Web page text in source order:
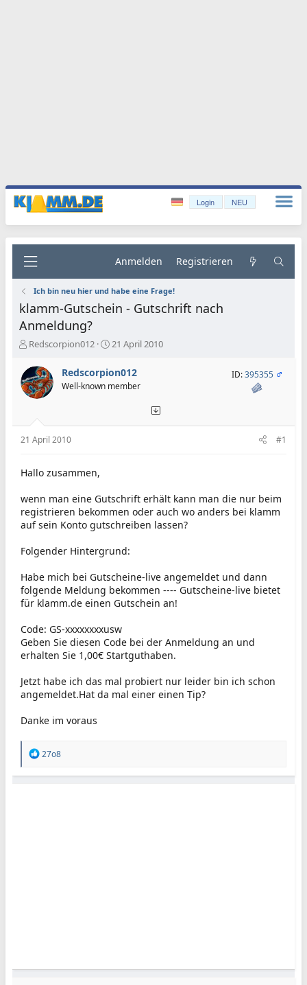
Login NEU
Anmelden Registrieren
Ich bin neu hier und habe eine Frage!
klamm-Gutschein - Gutschrift nach
Anmeldung?
E
s
t
e
e
r
Redscorpion012
E
s
t
e
t
21 April 2010
Redscorpion012
Well-known member
ID:395355
21 April 2010 #1
Hallo zusammen,
wenn man eine Gutschrift erhält kann man die nur beim
registrieren bekommen oder auch wo anders bei klamm
auf sein Konto gutschreiben lassen?
Folgender Hintergrund:
Habe mich bei Gutscheine-live angemeldet und dann
folgende Meldung bekommen ---- Gutscheine-live bietet
für klamm.de einen Gutschein an!
Code: GS-xxxxxxxxusw
Geben Sie diesen Code bei der Anmeldung an und
erhalten Sie 1,00€ Startguthaben.
Jetzt habe ich das mal probiert nur leider bin ich schon
angemeldet.Hat da mal einer einen Tip?
Danke im voraus
R
a
27o8